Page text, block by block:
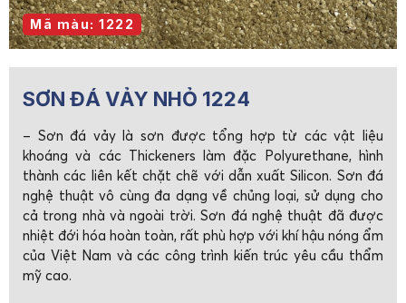
Mã màu: 1222
SƠN ĐÁ VẢY NHỎ 1224
– Sơn đá vảy là sơn được tổng hợp từ các vật liệu
khoáng và các Thickeners làm đặc Polyurethane, hình
thành các liên kết chặt chẽ với dẫn xuất Silicon. Sơn đá
nghệ thuật vô cùng đa dạng về chủng loại, sử dụng cho
cả trong nhà và ngoài trời. Sơn đá nghệ thuật đã được
nhiệt đới hóa hoàn toàn, rất phù hợp với khí hậu nóng ẩm
của Việt Nam và các công trình kiến trúc yêu cầu thẩm
mỹ cao.